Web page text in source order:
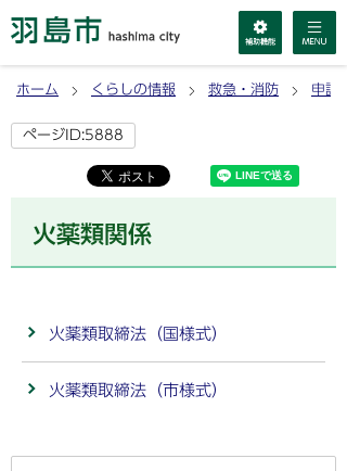
ホーム くらしの情報 救急・消防 申請
ページID:5888
火薬類関係
火薬類取締法（国様式）
火薬類取締法（市様式）